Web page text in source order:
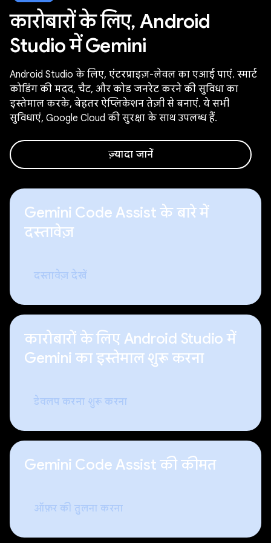
कारोबारों के लिए, Android
Studio में Gemini
Android Studio के लिए, एंटरप्राइज़-लेवल का एआई पाएं. स्मार्ट
कोडिंग की मदद, चैट, और कोड जनरेट करने की सुविधा का
इस्तेमाल करके, बेहतर ऐप्लिकेशन तेज़ी से बनाएं. ये सभी
सुविधाएं, Google Cloud की सुरक्षा के साथ उपलब्ध हैं.
ज़्यादा जानें
Gemini Code Assist के बारे में
दस्तावेज़
दस्तावेज़ देखें
कारोबारों के लिए Android Studio में
Gemini का इस्तेमाल शुरू करना
डेवलप करना शुरू करना
Gemini Code Assist की कीमत
ऑफ़र की तुलना करना